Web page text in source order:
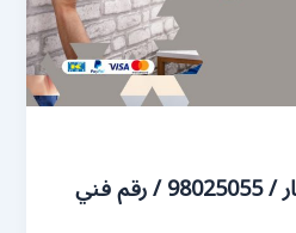
تركيب تكييف بنيد القار / 98025055 / رقم فني